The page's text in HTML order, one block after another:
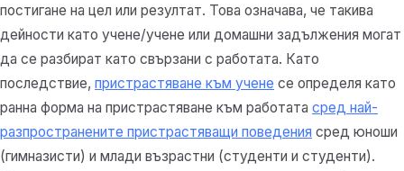
постигане на цел или резултат. Това означава, че такива
дейности като учене/учене или домашни задължения могат
да се разбират като свързани с работата. Като
последствие, пристрастяване към учене се определя като
ранна форма на пристрастяване към работата сред най-
разпространените пристрастяващи поведения сред юноши
(гимназисти) и млади възрастни (студенти и студенти).